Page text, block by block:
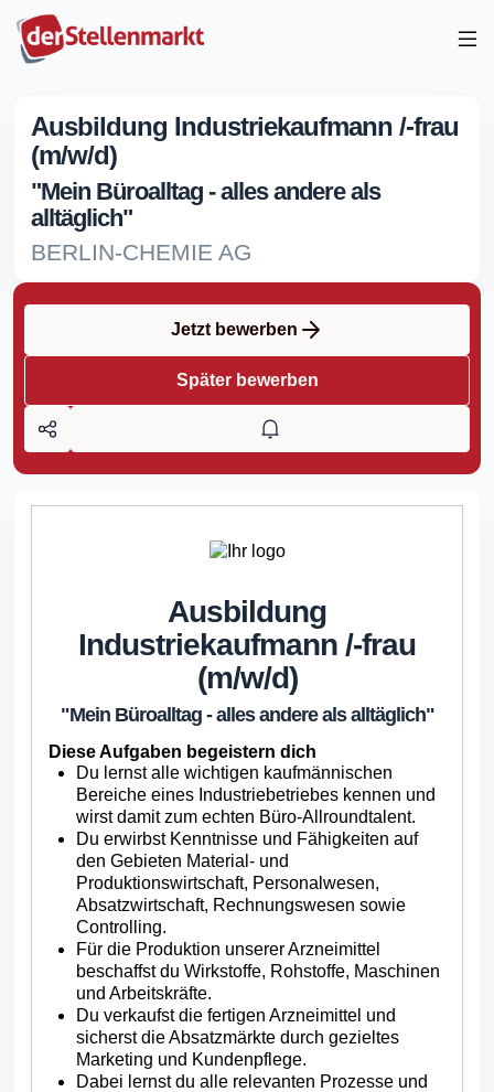
Ausbildung Industriekaufmann /-frau
(m/w/d)
"Mein Büroalltag - alles andere als
alltäglich"
BERLIN-CHEMIE AG
Jetzt bewerben
Später bewerben
Ausbildung
Industriekaufmann /-frau
(m/w/d)
"Mein Büroalltag - alles andere als alltäglich"
Diese Aufgaben begeistern dich
Du lernst alle wichtigen kaufmännischen
Bereiche eines Industriebetriebes kennen und
wirst damit zum echten Büro-Allroundtalent.
Du erwirbst Kenntnisse und Fähigkeiten auf
den Gebieten Material- und
Produktionswirtschaft, Personalwesen,
Absatzwirtschaft, Rechnungswesen sowie
Controlling.
Für die Produktion unserer Arzneimittel
beschaffst du Wirkstoffe, Rohstoffe, Maschinen
und Arbeitskräfte.
Du verkaufst die fertigen Arzneimittel und
sicherst die Absatzmärkte durch gezieltes
Marketing und Kundenpflege.
Dabei lernst du alle relevanten Prozesse und